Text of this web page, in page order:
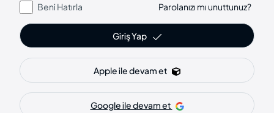
Beni Hatırla Parolanızı mı unuttunuz?
Giriş Yap
Apple ile devam et
Google ile devam et